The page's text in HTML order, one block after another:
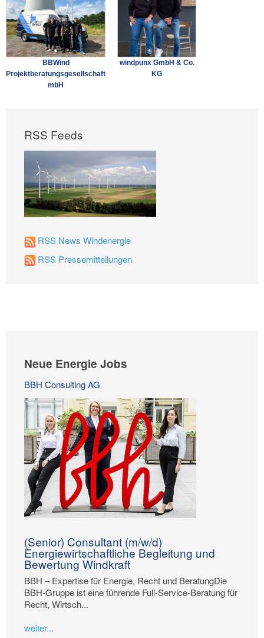
BBWind
Projektberatungsgesellschaft
mbH
windpunx GmbH & Co.
KG
RSS Feeds
RSS News Windenergie
RSS Pressemitteilungen
Neue Energie Jobs
BBH Consulting AG
(Senior) Consultant (m/w/d)
Energiewirtschaftliche Begleitung und
Bewertung Windkraft
BBH – Expertise für Energie, Recht und BeratungDie
BBH-Gruppe ist eine führende Full-Service-Beratung für
Recht, Wirtsch...
weiter...